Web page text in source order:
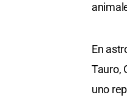
En
Tauro,
uno